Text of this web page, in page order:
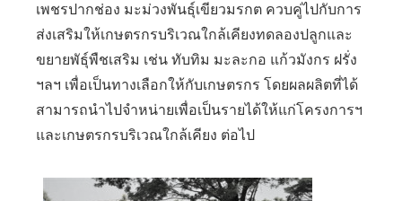
เพชรปากช่อง มะม่วงพันธุ์เขียวมรกต ควบคู่ไปกับการ
ส่งเสริมให้เกษตรกรบริเวณใกล้เคียงทดลองปลูกและ
ขยายพัธุ์พืชเสริม เช่น ทับทิม มะละกอ แก้วมังกร ฝรั่ง
ฯลฯ เพื่อเป็นทางเลือกให้กับเกษตรกร โดยผลผลิตที่ได้
สามารถนำไปจำหน่ายเพื่อเป็นรายได้ให้แก่โครงการฯ
และเกษตรกรบริเวณใกล้เคียง ต่อไป